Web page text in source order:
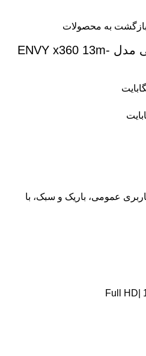
بازگشت به محصولات
لپ تاپ 13.3 اینچی اچ پی مدل ENVY x360 13m-
عمومی، باریک و سبک، با